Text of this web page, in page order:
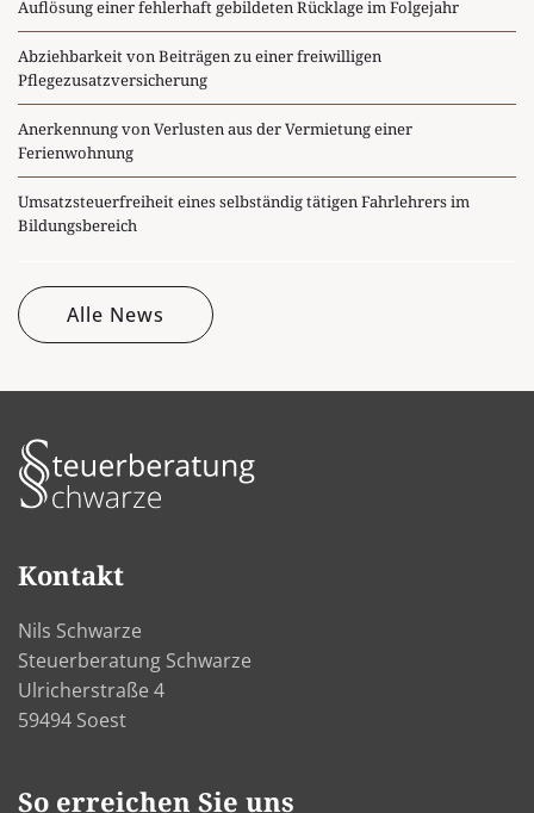
Auflösung einer fehlerhaft gebildeten Rücklage im Folgejahr
Abziehbarkeit von Beiträgen zu einer freiwilligen
Pflegezusatzversicherung
Anerkennung von Verlusten aus der Vermietung einer
Ferienwohnung
Umsatzsteuerfreiheit eines selbständig tätigen Fahrlehrers im
Bildungsbereich
Alle News
Kontakt
Nils Schwarze
Steuerberatung Schwarze
Ulricherstraße 4
59494 Soest
So erreichen Sie uns